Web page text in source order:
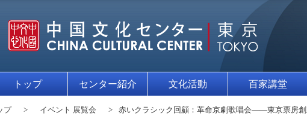
トップ センター紹介 文化活動 百家講堂
プ イベント 展覧会 赤いクラシック回顧：革命京劇歌唱会――東京票房